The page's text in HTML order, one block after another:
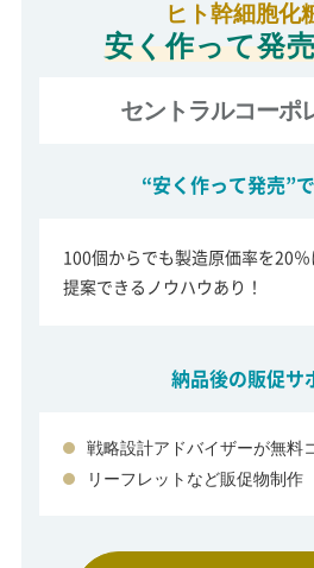
ヒト幹細胞化
安く作って発
セントラルコーポ
“安く作って発売”
100個からでも製造原価率を20
提案できるノウハウあり！
納品後の販促サ
戦略設計アドバイザーが無料
リーフレットなど販促物制作